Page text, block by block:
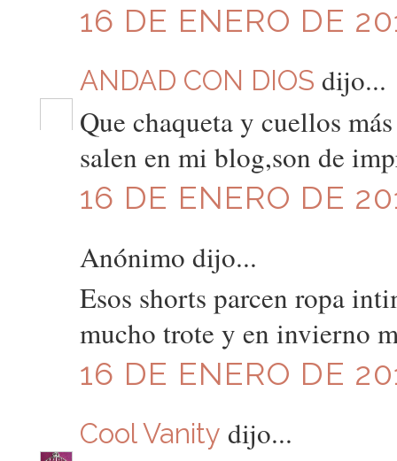
16 DE ENERO DE
ANDAD CON DIOS dijo...
Que chaqueta y cuellos
salen en mi blog,son de
16 DE ENERO DE
Anónimo dijo...
Esos shorts parcen ropa
mucho trote y en invierno
16 DE ENERO DE
Cool Vanity dijo...